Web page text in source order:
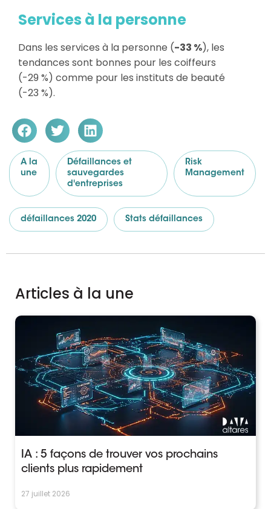
Services à la personne
Dans les services à la personne (-33 %), les
tendances sont bonnes pour les coiffeurs
(-29 %) comme pour les instituts de beauté
(-23 %).
A la
une
Défaillances et
sauvegardes
d'entreprises
Risk
Management
défaillances 2020 Stats défaillances
Articles à la une
IA : 5 façons de trouver vos prochains
clients plus rapidement
27 juillet 2026